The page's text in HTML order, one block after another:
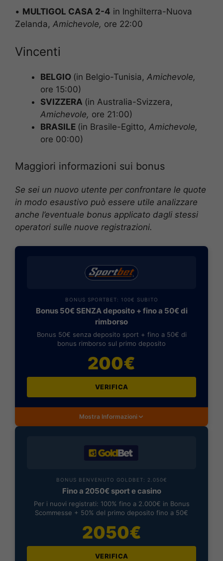
• MULTIGOL CASA 2-4 in Inghilterra-Nuova
Zelanda, Amichevole, ore 22:00
Vincenti
BELGIO (in Belgio-Tunisia, Amichevole,
ore 15:00)
SVIZZERA (in Australia-Svizzera,
Amichevole, ore 21:00)
BRASILE (in Brasile-Egitto, Amichevole,
ore 00:00)
Maggiori informazioni sui bonus
Se sei un nuovo utente per confrontare le quote
in modo esaustivo può essere utile analizzare
anche l’eventuale bonus applicato dagli stessi
operatori sulle nuove registrazioni.
BONUS SPORTBET: 100€ SUBITO
Bonus 50€ SENZA deposito + fino a 50€ di
rimborso
Bonus 50€ senza deposito sport + fino a 50€ di
bonus rimborso sul primo deposito
200€
VERIFICA
Mostra Informazioni
BONUS BENVENUTO GOLDBET: 2.050€
Fino a 2050€ sport e casino
Per i nuovi registrati: 100% fino a 2.000€ in Bonus
Scommesse + 50% del primo deposito fino a 50€
2050€
VERIFICA